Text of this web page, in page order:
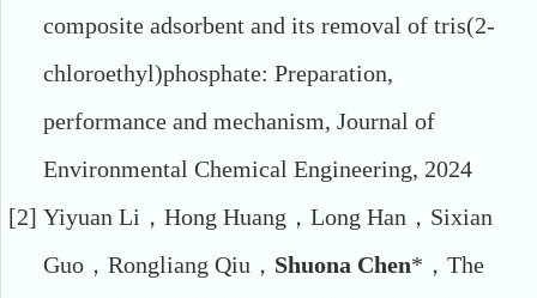
composite adsorbent and its removal of tris(2-
chloroethyl)phosphate: Preparation,
performance and mechanism, Journal of
Environmental Chemical Engineering, 2024
[2] Yiyuan Li ， Hong Huang ， Long Han ， Sixian
Guo ， Rongliang Qiu ， Shuona Chen* ， The